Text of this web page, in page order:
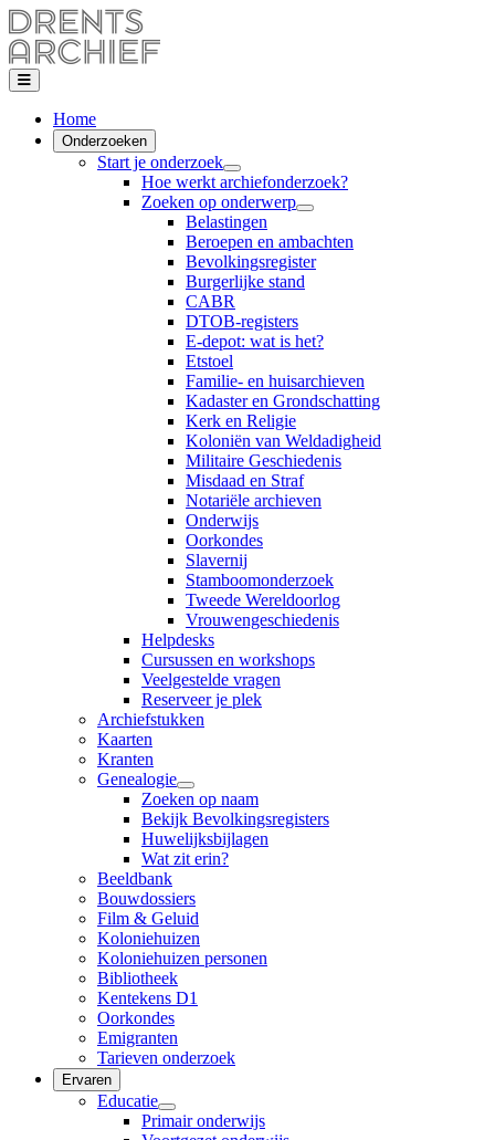
Home
Onderzoeken
Start je onderzoek
Hoe werkt archiefonderzoek?
Zoeken op onderwerp
Belastingen
Beroepen en ambachten
Bevolkingsregister
Burgerlijke stand
CABR
DTOB-registers
E-depot: wat is het?
Etstoel
Familie- en huisarchieven
Kadaster en Grondschatting
Kerk en Religie
Koloniën van Weldadigheid
Militaire Geschiedenis
Misdaad en Straf
Notariële archieven
Onderwijs
Oorkondes
Slavernij
Stamboomonderzoek
Tweede Wereldoorlog
Vrouwengeschiedenis
Helpdesks
Cursussen en workshops
Veelgestelde vragen
Reserveer je plek
Archiefstukken
Kaarten
Kranten
Genealogie
Zoeken op naam
Bekijk Bevolkingsregisters
Huwelijksbijlagen
Wat zit erin?
Beeldbank
Bouwdossiers
Film & Geluid
Koloniehuizen
Koloniehuizen personen
Bibliotheek
Kentekens D1
Oorkondes
Emigranten
Tarieven onderzoek
Ervaren
Educatie
Primair onderwijs